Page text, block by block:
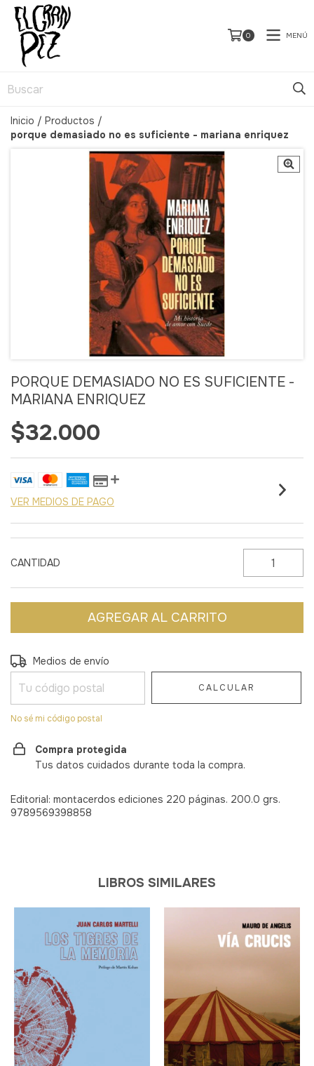
0 MENÚ
Inicio / Productos /
porque demasiado no es suficiente - mariana enriquez
PORQUE DEMASIADO NO ES SUFICIENTE -
MARIANA ENRIQUEZ
$32.000
VER MEDIOS DE PAGO
CANTIDAD
Entregas para el CP:
Medios de envío
CALCULAR
No sé mi código postal
Compra protegida
Tus datos cuidados durante toda la compra.
Editorial: montacerdos ediciones 220 páginas. 200.0 grs.
9789569398858
LIBROS SIMILARES